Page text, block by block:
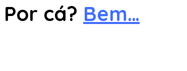
Por cá? Bem…